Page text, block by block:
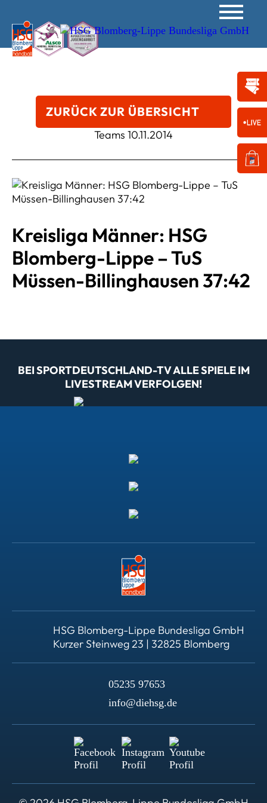
ZURÜCK ZUR ÜBERSICHT
Teams 10.11.2014
Kreisliga Männer: HSG
Blomberg-Lippe – TuS
Müssen-Billinghausen 37:42
BEI SPORTDEUTSCHLAND-TV ALLE SPIELE IM
LIVESTREAM VERFOLGEN!
HSG Blomberg-Lippe Bundesliga GmbH
Kurzer Steinweg 23 | 32825 Blomberg
05235 97653
info@diehsg.de